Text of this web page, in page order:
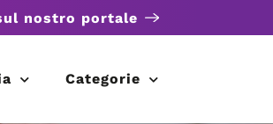
nostro portale
Categorie